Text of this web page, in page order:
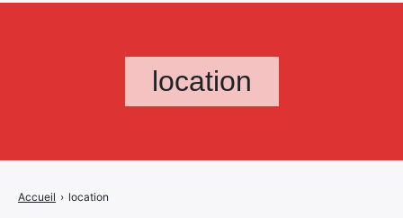
location
Accueil › location